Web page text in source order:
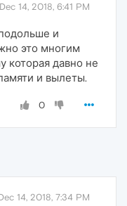
Dec 14, 2018, 6:41 PM
и
это многим
которая давно не
и вылеты.
0
14, 2018, 7:34 PM